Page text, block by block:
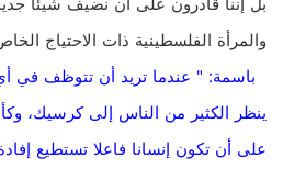
والمرأة الفلسطينية ذات الاحتياج
باسمة: " عندما تريد أن تتوظف في
ينظر الكثير من الناس إلى كرسيك،
على أن تكون إنسانا فاعلا تستطيع